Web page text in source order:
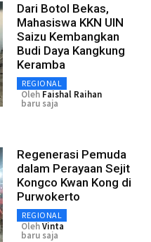
Dari Botol Bekas,
Mahasiswa KKN UIN
Saizu Kembangkan
Budi Daya Kangkung
Keramba
REGIONAL
Oleh Faishal Raihan
baru saja
Regenerasi Pemuda
dalam Perayaan Sejit
Kongco Kwan Kong di
Purwokerto
REGIONAL
OlehVinta
baru saja